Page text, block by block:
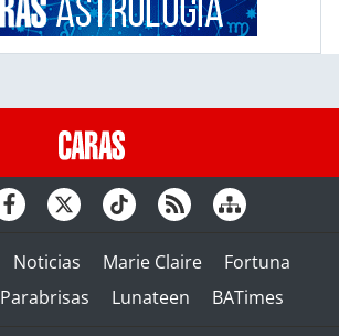
Noticias Marie Claire
Fortuna
Parabrisas Lunateen BATimes